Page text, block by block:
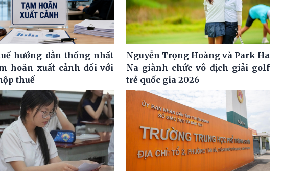
hướng dẫn thống nhất
hoãn xuất cảnh đối với
thuế
Nguyễn Trọng Hoàng và Park Ha
Na giành chức vô địch giải golf
trẻ quốc gia 2026